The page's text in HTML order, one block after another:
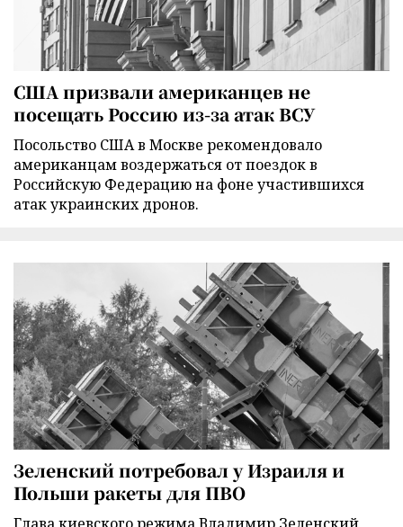
США призвали американцев не
посещать Россию из-за атак ВСУ
Посольство США в Москве рекомендовало
американцам воздержаться от поездок в
Российскую Федерацию на фоне участившихся
атак украинских дронов.
Зеленский потребовал у Израиля и
Польши ракеты для ПВО
Глава киевского режима Владимир Зеленский